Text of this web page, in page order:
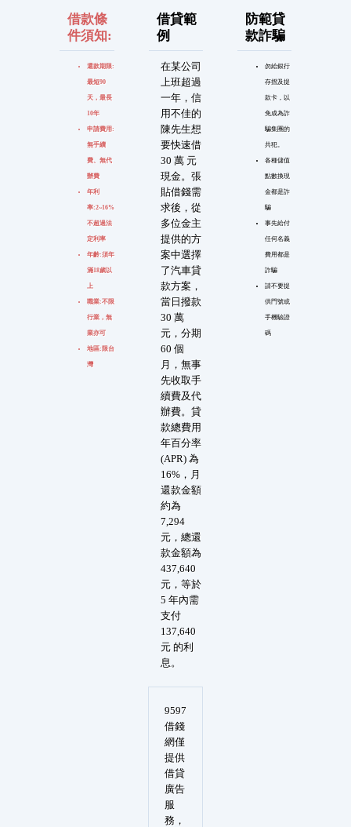
借款條
件須知:
還款期限:
最短90
天，最長
10年
申請費用:
無手續
費、無代
辦費
年利
率:2~16%
不超過法
定利率
年齡:須年
滿18歲以
上
職業:不限
行業，無
業亦可
地區:限台
灣
借貸範
例
在某公司
上班超過
一年，信
用不佳的
陳先生想
要快速借
30 萬 元
現金。張
貼借錢需
求後，從
多位金主
提供的方
案中選擇
了汽車貸
款方案，
當日撥款
30 萬
元，分期
60 個
月，無事
先收取手
續費及代
辦費。貸
款總費用
年百分率
(APR) 為
16%，月
還款金額
約為
7,294
元，總還
款金額為
437,640
元，等於
5 年內需
支付
137,640
元 的利
息。
防範貸
款詐騙
勿給銀行
存摺及提
款卡，以
免成為詐
騙集團的
共犯。
各種儲值
點數換現
金都是詐
騙
事先給付
任何名義
費用都是
詐騙
請不要提
供門號或
手機驗證
碼
9597
借錢
網僅
提供
借貸
廣告
服
務，